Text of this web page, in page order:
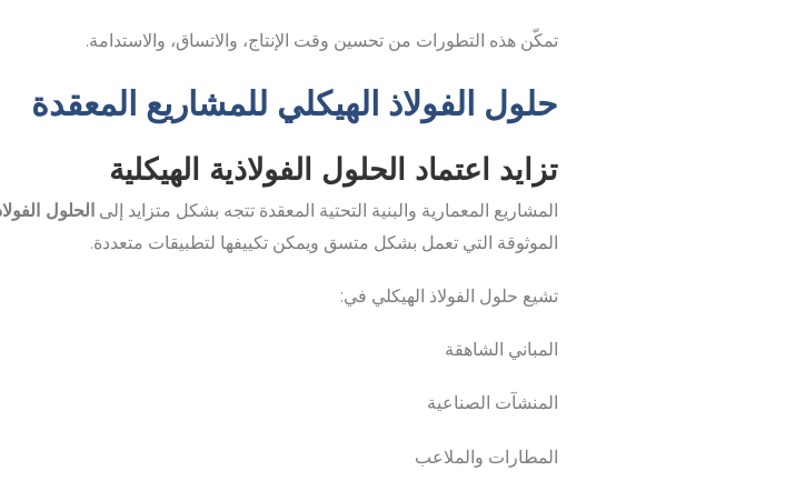
تمكّن هذه التطورات من تحسين وقت الإنتاج، والاتساق، والاستدامة.
حلول الفولاذ الهيكلي للمشاريع المعقدة
تزايد اعتماد الحلول الفولاذية الهيكلية
المشاريع المعمارية والبنية التحتية المعقدة تتجه بشكل متزايد إلى الحلول
الموثوقة التي تعمل بشكل متسق ويمكن تكييفها لتطبيقات متعددة.
تشيع حلول الفولاذ الهيكلي في:
المباني الشاهقة
المنشآت الصناعية
المطارات والملاعب